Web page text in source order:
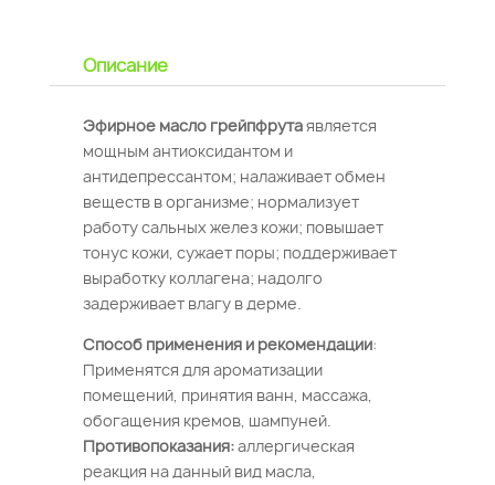
Описание
Эфирное масло грейпфрутаявляется
мощным антиоксидантом и
антидепрессантом; налаживает обмен
веществ в организме; нормализует
работу сальных желез кожи; повышает
тонус кожи, сужает поры; поддерживает
выработку коллагена; надолго
задерживает влагу в дерме.
Способ применения и рекомендации:
Применятся для ароматизации
помещений, принятия ванн, массажа,
обогащения кремов, шампуней.
Противопоказания:аллергическая
реакция на данный вид масла,